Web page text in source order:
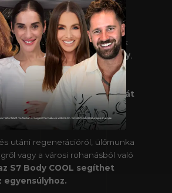
kér?
a mozdulatok utáni pillanatok
nyugtató és tonizáló élmény
tested komfortérzetét.
kivonatokkal és
készült, hogybőrön át
izmokat
és felfrissítse az
utáni regenerációról, ülőmunka
vagy a városi rohanásból való
S7 Body COOL segíthet
egyensúlyhoz.